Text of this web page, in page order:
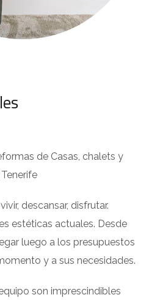
de Casas, chalets y
descansar, disfrutar.
estéticas actuales. Desde
luego a los presupuestos
y a sus necesidades.
son imprescindibles